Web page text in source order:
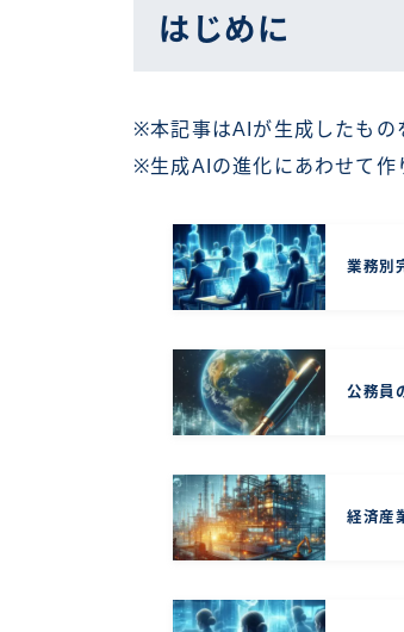
はじめに
※本記事はAIが生成したもの
※生成AIの進化にあわせて作
業務別
公務員
経済産